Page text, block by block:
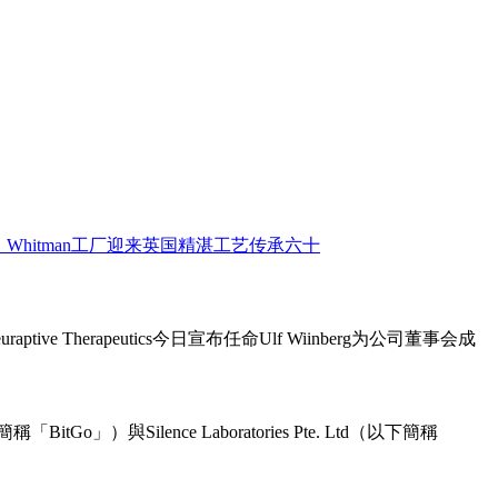
Therapeutics今日宣布任命Ulf Wiinberg为公司董事会成
「BitGo」）與Silence Laboratories Pte. Ltd（以下簡稱